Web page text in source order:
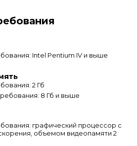
Intel Pentium IV и выше
2 Гб
8 Гб и выше
графический процессор с
объемом видеопамяти 2